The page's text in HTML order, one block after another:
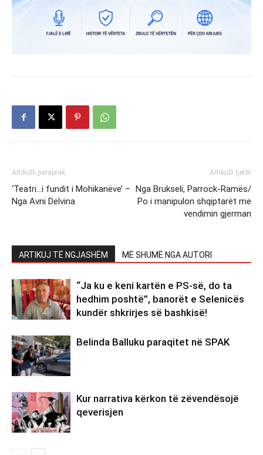
Artikulli paraprak
‘Teatri…i fundit i Mohikanëve’ –
Nga Avni Delvina
Artikulli tjetër
Nga Brukseli, Parrock-Ramës/
Po i manipulon shqiptarët me
vendimin gjerman
ARTIKUJ TË NGJASHËM MË SHUMË NGA AUTORI
“Ja ku e keni kartën e PS-së, do ta
hedhim poshtë”, banorët e Selenicës
kundër shkrirjes së bashkisë!
Belinda Balluku paraqitet në SPAK
Kur narrativa kërkon të zëvendësojë
qeverisjen